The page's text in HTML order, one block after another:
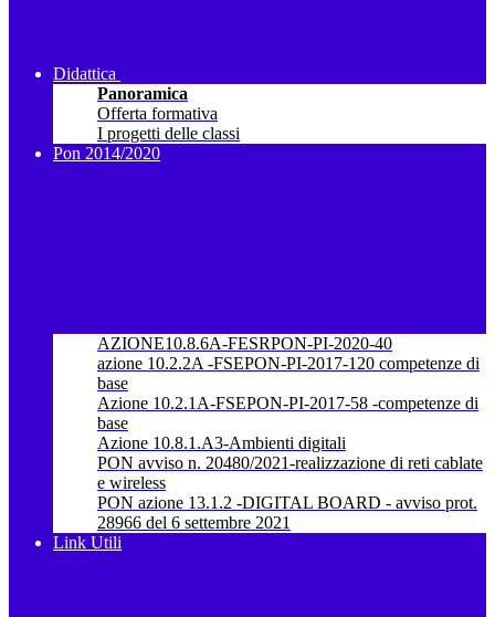
Didattica
Panoramica
Offerta formativa
I progetti delle classi
Pon 2014/2020
AZIONE10.8.6A-FESRPON-PI-2020-40
azione 10.2.2A -FSEPON-PI-2017-120 competenze di
base
Azione 10.2.1A-FSEPON-PI-2017-58 -competenze di
base
Azione 10.8.1.A3-Ambienti digitali
PON avviso n. 20480/2021-realizzazione di reti cablate
e wireless
PON azione 13.1.2 -DIGITAL BOARD - avviso prot.
28966 del 6 settembre 2021
Link Utili